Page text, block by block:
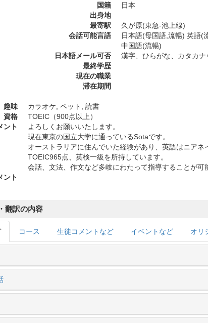
国籍
日本
出身地
最寄駅
久が原(東急-池上線)
会話可能言語
日本語(母国語,流暢) 英語(
中国語(流暢)
日本語メール可否
漢字、ひらがな、カタカナ
最終学歴
現在の職業
滞在期間
趣味
カラオケ, ペット, 読書
資格
TOEIC（900点以上）
ント
よろしくお願いいたします。
現在東京の国立大学に通っているSotaです。
オーストラリアに住んでいた経験があり、英語はニアネ
TOEIC965点、英検一級を所持しています。
会話、文法、作文など多岐にわたって指導することが可
ント
翻訳の内容
コース 生徒コメントなど イベントなど オリ